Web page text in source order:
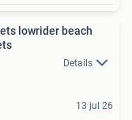
lowrider beach
Details
13 jul 26